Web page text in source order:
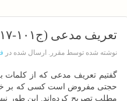
تعریف مدعی (ج۱۰۱-۱۷-۱۲-۱۴۰۰)
نوشته شده توسط مقرر. ارسال شده در
گفتیم تعریف مدعی که از
حجتی مفروض است کسی که بر خلاف
مطلب تصریح کرده‌اند. این طور